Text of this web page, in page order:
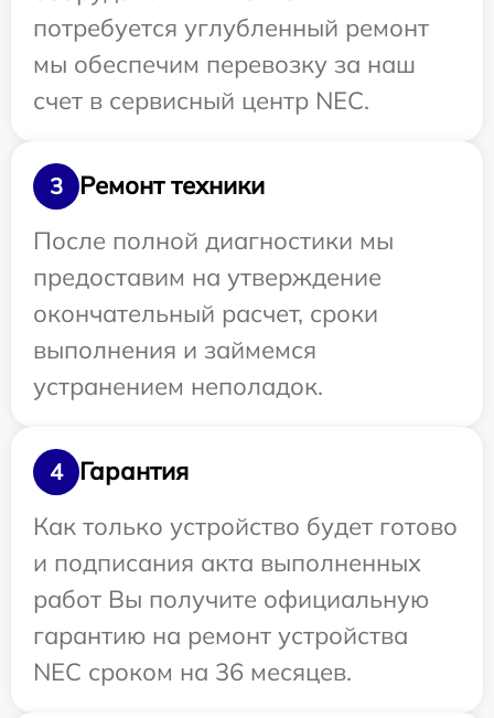
потребуется углубленный ремонт
мы обеспечим перевозку за наш
счет в сервисный центр NEC.
3
Ремонт техники
После полной диагностики мы
предоставим на утверждение
окончательный расчет, сроки
выполнения и займемся
устранением неполадок.
4
Гарантия
Как только устройство будет готово
и подписания акта выполненных
работ Вы получите официальную
гарантию на ремонт устройства
NEC сроком на 36 месяцев.